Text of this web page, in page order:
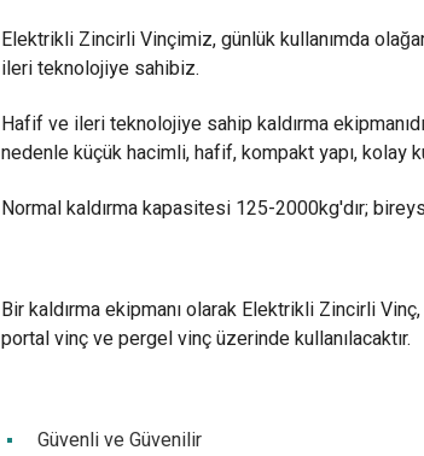
Elektrikli Zincirli Vinçimiz, günlük kullanımda
ileri teknolojiye sahibiz.
Hafif ve ileri teknolojiye sahip kaldırma
nedenle küçük hacimli, hafif, kompakt yapı, kolay
Normal kaldırma kapasitesi 125-2000kg'dır;
Bir kaldırma ekipmanı olarak Elektrikli Zincirli
portal vinç ve pergel vinç üzerinde kullanılacaktır.
Güvenli ve Güvenilir